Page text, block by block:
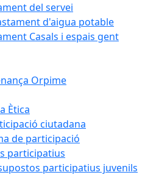
del servei
d'aigua potable
Casals i espais gent
Orpime
Ètica
ciutadana
de participació
participatius
participatius juvenils